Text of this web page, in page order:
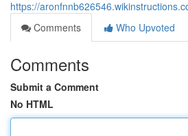
https://
Comments
Who Upvoted
Comments
Submit a Comment
No HTML